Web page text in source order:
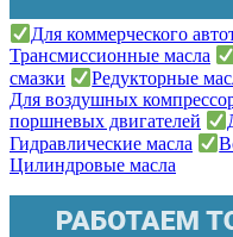
Для коммерческого
Трансмиссионные масла
смазки
Редукторные
Для воздушных
поршневых двигателей
Гидравлические масла
Цилиндровые масла